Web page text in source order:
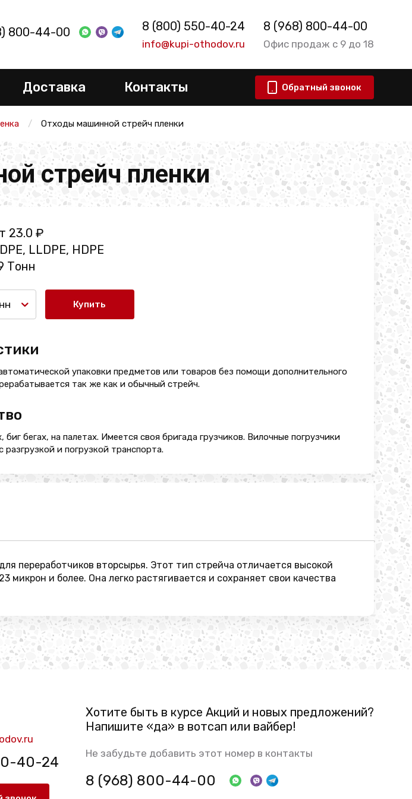
800-44-00 8 (800) 550-40-24
info@kupi-othodov.ru
8 (968) 800-44-00
Офис продаж с 9 до 18
Доставка Контакты Обратный звонок
Отходы машинной стрейч пленки
стрейч пленки
23.0 ₽
LLDPE, HDPE
Тонн
Купить
упаковки предметов или товаров без помощи дополнительного
так же как и обычный стрейч.
бегах, на палетах. Имеется своя бригада грузчиков. Вилочные погрузчики
разгрузкой и погрузкой транспорта.
переработчиков вторсырья. Этот тип стрейча отличается высокой
и более. Она легко растягивается и сохраняет свои качества
40-24
Хотите быть в курсе Акций и новых предложений?
Напишите «да» в вотсап или вайбер!
Не забудьте добавить этот номер в контакты
8 (968) 800-44-00